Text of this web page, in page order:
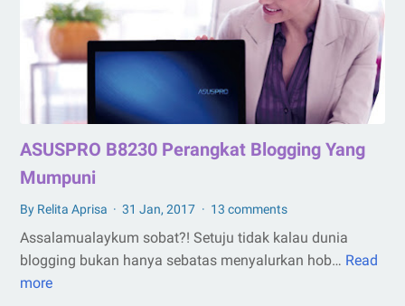
ASUSPRO B8230 Perangkat Blogging Yang
Mumpuni
By Relita Aprisa 31 Jan, 2017 13 comments
Assalamualaykum sobat?! Setuju tidak kalau dunia
blogging bukan hanya sebatas menyalurkan hob… Read
more
ASUSPRO